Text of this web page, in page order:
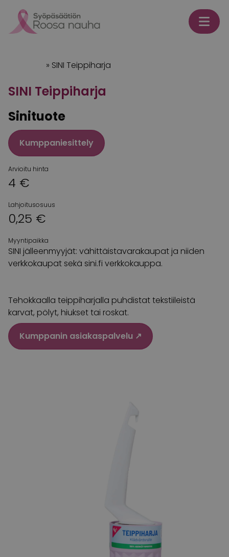
» SINI Teippiharja
SINI Teippiharja
Sinituote
Kumppaniesittely
Arvioitu hinta
4 €
Lahjoitusosuus
0,25 €
Myyntipaikka
SINI jälleenmyyjät: vähittäistavarakaupat ja niiden
verkkokaupat sekä sini.fi verkkokauppa.
Tehokkaalla teippiharjalla puhdistat tekstiileistä
karvat, pölyt, hiukset tai roskat.
Kumppanin asiakaspalvelu ↗